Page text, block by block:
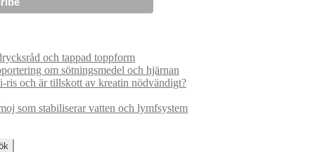
och tappad toppform
om sötningsmedel och hjärnan
och är tillskott av kreatin nödvändigt?
som stabiliserar vatten och lymfsystem